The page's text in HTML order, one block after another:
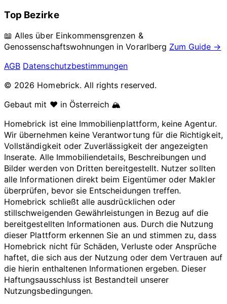
Top Bezirke
📖 Alles über Einkommensgrenzen &
Genossenschaftswohnungen inVorarlberg Zum Guide →
AGB Datenschutzbestimmungen
© 2026 Homebrick. All rights reserved.
Gebaut mit ❤️ in Österreich 🏔️
Homebrick ist eine Immobilienplattform, keine Agentur.
Wir übernehmen keine Verantwortung für die Richtigkeit,
Vollständigkeit oder Zuverlässigkeit der angezeigten
Inserate. Alle Immobiliendetails, Beschreibungen und
Bilder werden von Dritten bereitgestellt. Nutzer sollten
alle Informationen direkt beim Eigentümer oder Makler
überprüfen, bevor sie Entscheidungen treffen.
Homebrick schließt alle ausdrücklichen oder
stillschweigenden Gewährleistungen in Bezug auf die
bereitgestellten Informationen aus. Durch die Nutzung
dieser Plattform erkennen Sie an und stimmen zu, dass
Homebrick nicht für Schäden, Verluste oder Ansprüche
haftet, die sich aus der Nutzung oder dem Vertrauen auf
die hierin enthaltenen Informationen ergeben. Dieser
Haftungsausschluss ist Bestandteil unserer
Nutzungsbedingungen.